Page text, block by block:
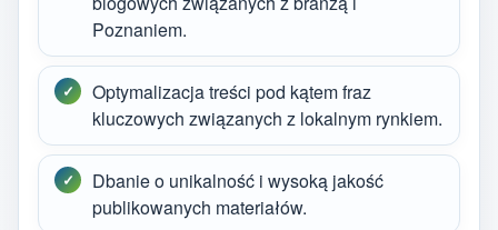
Poznaniem.
Optymalizacja treści pod kątem fraz
kluczowych związanych z lokalnym rynkiem.
Dbanie o unikalność i wysoką jakość
publikowanych materiałów.